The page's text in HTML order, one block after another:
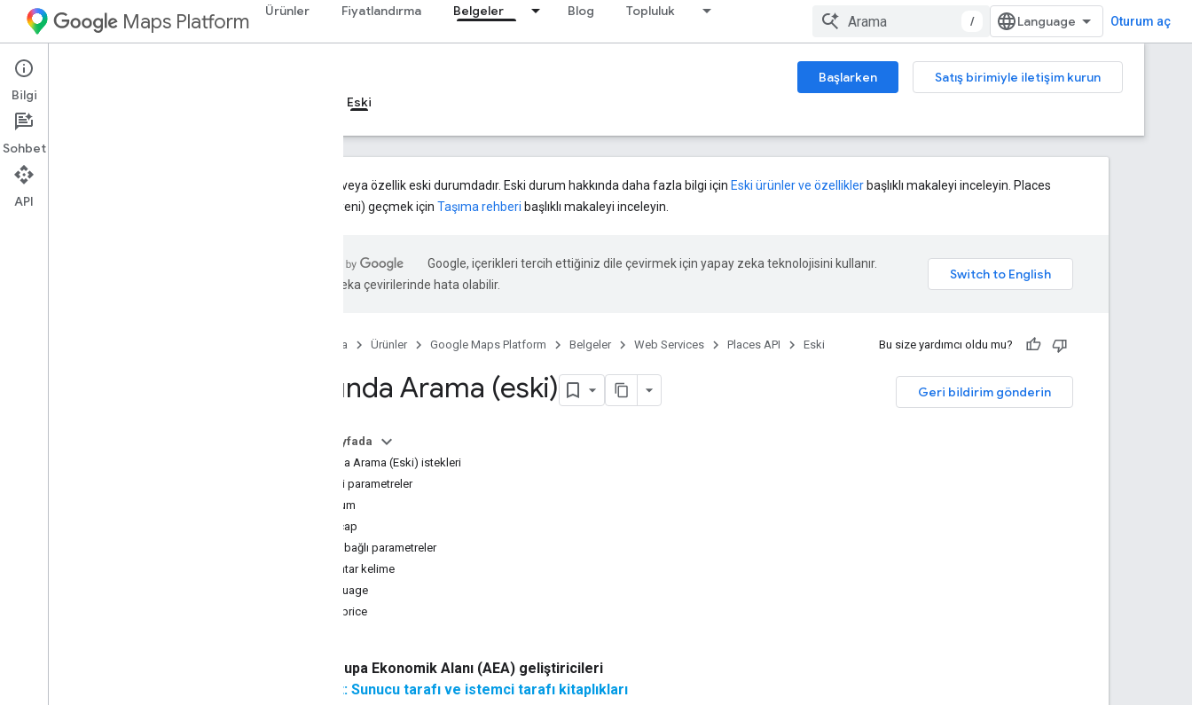
Maps Platform Ürünler Fiyatlandırma Belgeler Blog Topluluk
/ Oturum aç
Web Services Başlarken
Satış birimiyle iletişim kurun
Rehberler
Eski
Bu ürün veya özellik eski durumdadır. Eski durum hakkında daha fazla bilgi için Eski ürünler ve özellikler başlıklı makaleyi inceleyin. Places
API'ye (yeni) geçmek için Taşıma rehberi başlıklı makaleyi inceleyin.
Google, içerikleri tercih ettiğiniz dile çevirmek için yapay zeka teknolojisini kullanır.
Yapay zeka çevirilerinde hata olabilir.
Ana Sayfa Ürünler Google Maps Platform Belgeler Web Services Places API Eski Bu size yardımcı oldu mu?
Geri bildirim gönderin
Yakında Arama (eski)
Bu sayfada
Yakında Arama (Eski) istekleri
Gerekli parametreler
konum
yarıçap
İsteğe bağlı parametreler
anahtar kelime
language
maxprice
Avrupa Ekonomik Alanı (AEA) geliştiricileri
Not: Sunucu tarafı ve istemci tarafı kitaplıkları
Bilgi
Sohbet
API